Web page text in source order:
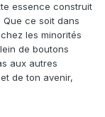
essence construit
ce soit dans
les minorités
de boutons
aux autres
de ton avenir,